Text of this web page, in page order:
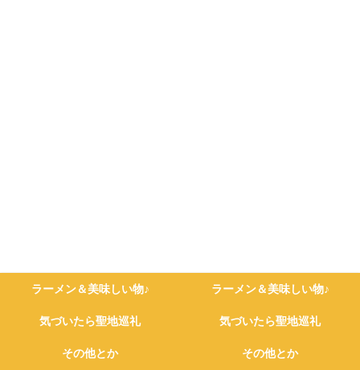
ラーメン＆美味しい物♪ ラーメン＆美味しい物♪
気づいたら聖地巡礼 気づいたら聖地巡礼
その他とか その他とか